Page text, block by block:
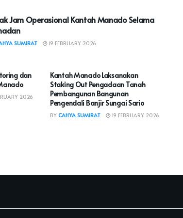
Jam Operasional Kantah Manado Selama
SUMIRAT
19 FEBRUARY 2026
dan
2026
Kantah Manado Laksanakan
Staking Out Pengadaan Tanah
Pembangunan Bangunan
Pengendali Banjir Sungai Sario
BY CAHYA SUMIRAT 19 FEBRUARY 2026